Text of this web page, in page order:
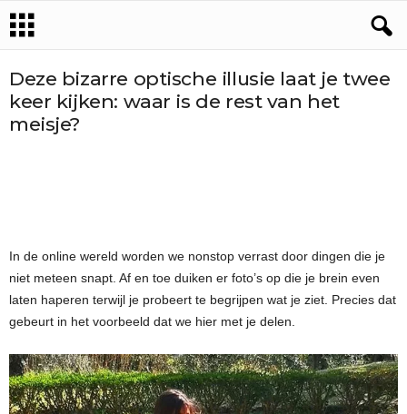
Deze bizarre optische illusie laat je twee
keer kijken: waar is de rest van het
meisje?
In de online wereld worden we nonstop verrast door dingen die je
niet meteen snapt. Af en toe duiken er foto’s op die je brein even
laten haperen terwijl je probeert te begrijpen wat je ziet. Precies dat
gebeurt in het voorbeeld dat we hier met je delen.